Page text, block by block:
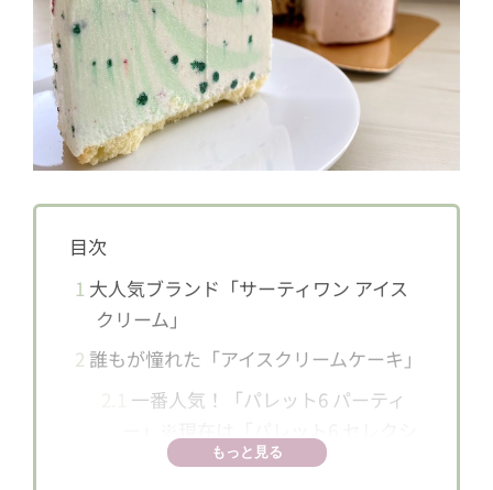
目次
1 大人気ブランド「サーティワン アイス
クリーム」
2 誰もが憧れた「アイスクリームケーキ」
一番人気！「パレット6 パーティ
ョン」にリニューアル
もっと見る